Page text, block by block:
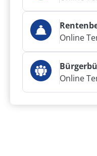
Online
Online